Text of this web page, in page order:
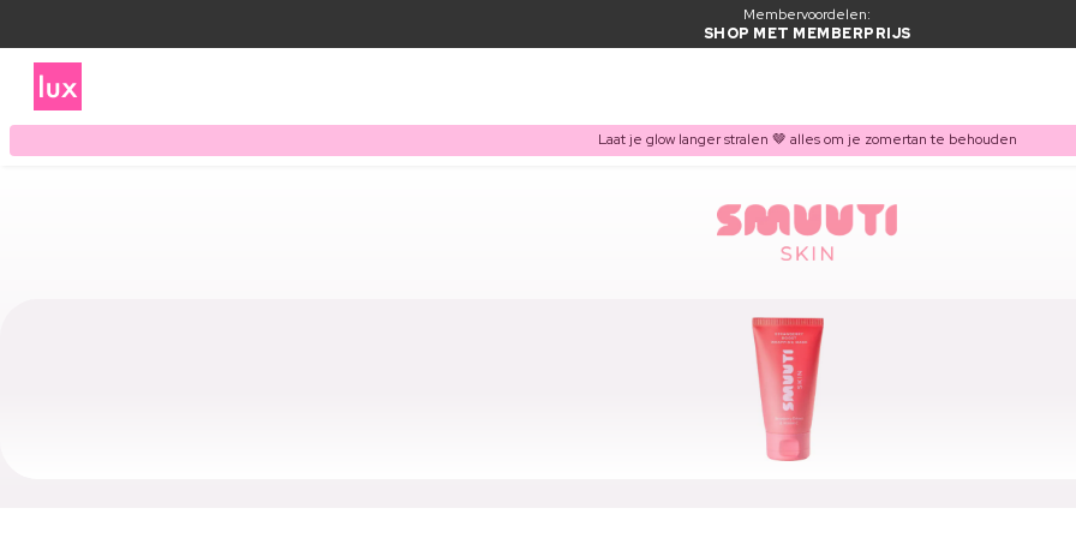
Membervoordelen:
SHOP MET MEMBERPRIJS
Laat je glow langer stralen 🤎 alles om je zomertan te behouden